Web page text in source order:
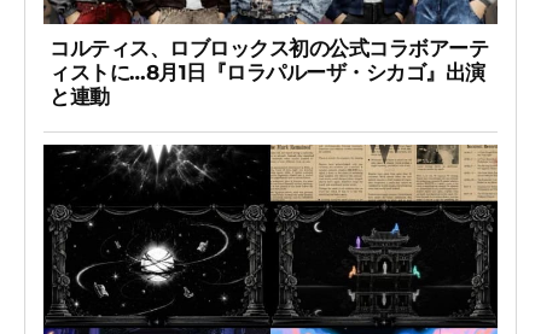
コルティス、ロブロックス初の公式コラボアーテ
ィストに…8月1日『ロラパルーザ・シカゴ』出演
と連動